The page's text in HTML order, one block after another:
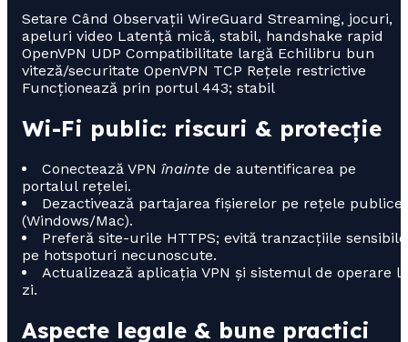
Setare Când Observații WireGuard Streaming, jocuri,
apeluri video Latență mică, stabil, handshake rapid
OpenVPN UDP Compatibilitate largă Echilibru bun
viteză/securitate OpenVPN TCP Rețele restrictive
Funcționează prin portul 443; stabil
Wi-Fi public: riscuri & protecție
Conectează VPN înainte de autentificarea pe
portalul rețelei.
Dezactivează partajarea fișierelor pe rețele publice
(Windows/Mac).
Preferă site-urile HTTPS; evită tranzacțiile sensibile
pe hotspoturi necunoscute.
Actualizează aplicația VPN și sistemul de operare la
zi.
Aspecte legale & bune practici